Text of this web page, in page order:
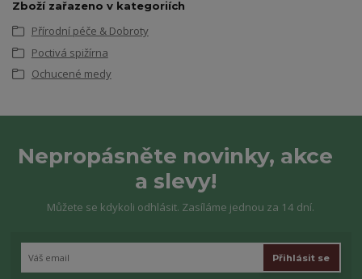
Zboží zařazeno v kategoriích
Přírodní péče & Dobroty
Poctivá spižírna
Ochucené medy
Nepropásněte novinky, akce
a slevy!
Můžete se kdykoli odhlásit. Zasíláme jednou za 14 dní.
Přihlásit se